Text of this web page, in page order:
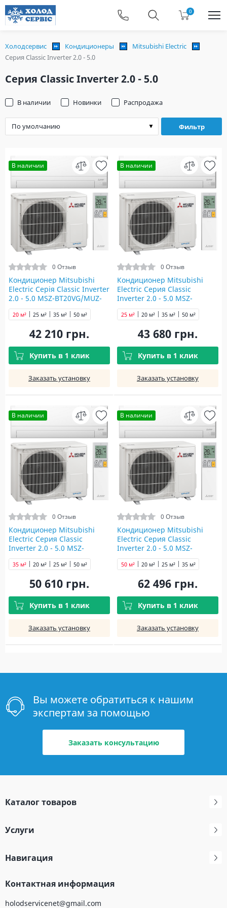
0
Холодсервис Кондиционеры
Mitsubishi Electric
Серия Classic Inverter 2.0 - 5.0
Серия Classic Inverter 2.0 - 5.0
Фильтр
В наличии Новинки Распродажа
В наличии
0 Отзыв
Кондиционер Mitsubishi
Electric Серія Classic Inverter
2.0 - 5.0 MSZ-BT20VG/MUZ-
BT20VG
20 м² 25 м² 35 м² 50 м²
42 210 грн.
Купить в 1 клик
Заказать установку
В наличии
0 Отзыв
Кондиционер Mitsubishi
Electric Серия Classic
Inverter 2.0 - 5.0 MSZ-
BT25VG/MUZ-BT25VG
20 м²
25 м² 35 м² 50 м²
43 680 грн.
Купить в 1 клик
Заказать установку
В наличии
0 Отзыв
Кондиционер Mitsubishi
Electric Серия Classic
Inverter 2.0 - 5.0 MSZ-
BT35VG/MUZ-BT35VG
20 м² 25 м²
35 м² 50 м²
50 610 грн.
Купить в 1 клик
Заказать установку
В наличии
0 Отзыв
Кондиционер Mitsubishi
Electric Серия Classic
Inverter 2.0 - 5.0 MSZ-
BT50VG/MUZ-BT50VG
20 м² 25 м² 35 м²
50 м²
62 496 грн.
Купить в 1 клик
Заказать установку
Вы можете обратиться к нашим
экспертам за помощью
Заказать консультацию
Каталог товаров
Услуги
Навигация
Контактная информация
holodservicenet@gmail.com